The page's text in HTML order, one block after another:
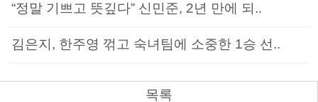
“정말 기쁘고 뜻깊다” 신민준, 2년 만에 되..
김은지, 한주영 꺾고 숙녀팀에 소중한 1승 선..
목록